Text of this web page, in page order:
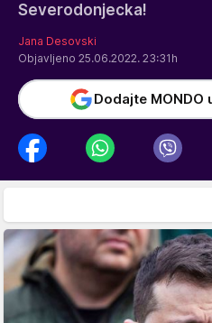
Severodonjecka!
Jana Desovski
Objavljeno 25.06.2022. 23:31h
Dodajte